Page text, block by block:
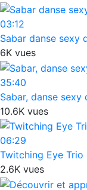
03:12
Sabar danse sexy
6K vues
35:40
Sabar, danse sexy
10.6K vues
06:29
Twitching Eye Trio
2.6K vues